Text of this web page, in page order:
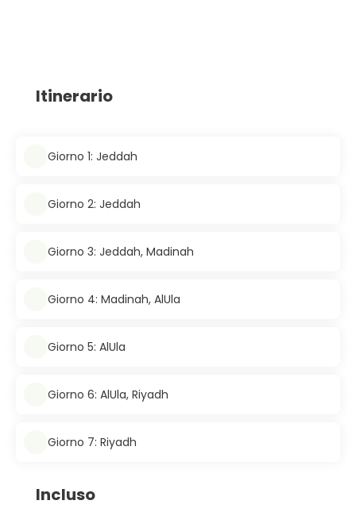
Itinerario
Giorno 1: Jeddah
Giorno 2: Jeddah
Giorno 3: Jeddah, Madinah
Giorno 4: Madinah, AlUla
Giorno 5: AlUla
Giorno 6: AlUla, Riyadh
Giorno 7: Riyadh
Incluso